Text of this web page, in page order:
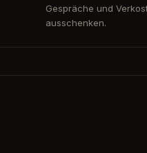
Gespräche und
ausschenken.